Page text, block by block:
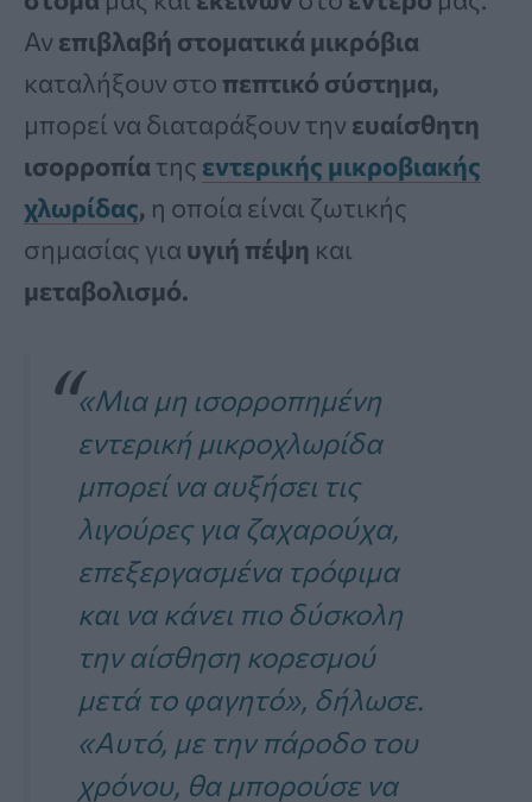
Αν επιβλαβή στοματικά μικρόβια
καταλήξουν στο πεπτικό σύστημα,
μπορεί να διαταράξουν την ευαίσθητη
ισορροπία της εντερικής μικροβιακής
χλωρίδας, η οποία είναι ζωτικής
σημασίας για υγιή πέψη και
μεταβολισμό.
«Μια μη ισορροπημένη
εντερική μικροχλωρίδα
μπορεί να αυξήσει τις
λιγούρες για ζαχαρούχα,
επεξεργασμένα τρόφιμα
και να κάνει πιο δύσκολη
την αίσθηση κορεσμού
μετά το φαγητό», δήλωσε.
«Αυτό, με την πάροδο του
χρόνου, θα μπορούσε να